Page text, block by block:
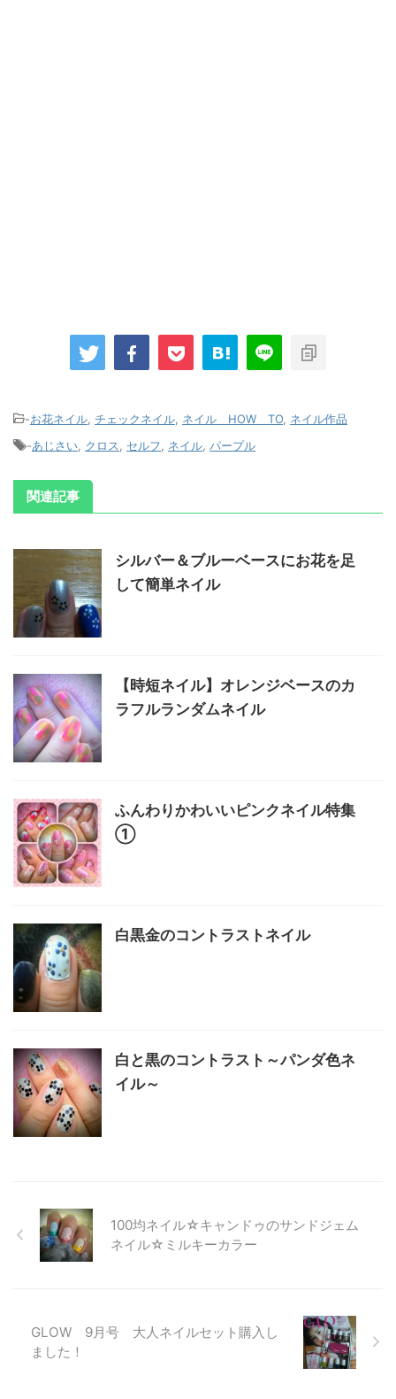
-お花ネイル チェックネイル ネイル HOW TO ネイル作品
-あじさい クロス セルフ ネイル パープル
関連記事
シルバー＆ブルーベースにお花を足
して簡単ネイル
【時短ネイル】オレンジベースのカ
ラフルランダムネイル
ふんわりかわいいピンクネイル特集
①
白黒金のコントラストネイル
白と黒のコントラスト～パンダ色ネ
イル～
100均ネイル☆キャンドゥのサンドジェム
ネイル☆ミルキーカラー
GLOW 9月号 大人ネイルセット購入し
ました！